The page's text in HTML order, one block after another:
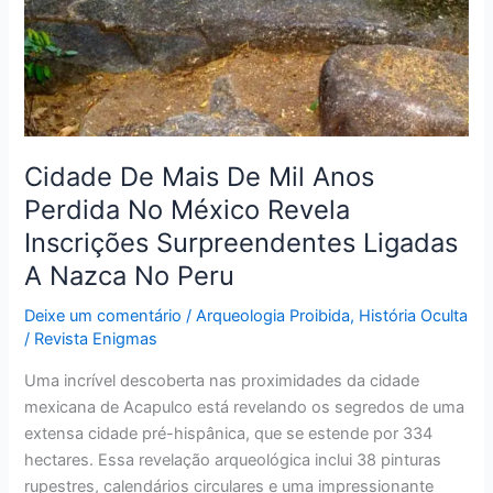
Cidade De Mais De Mil Anos
Perdida No México Revela
Inscrições Surpreendentes Ligadas
A Nazca No Peru
Deixe um comentário /Arqueologia Proibida, História Oculta
/ Revista Enigmas
Uma incrível descoberta nas proximidades da cidade
mexicana de Acapulco está revelando os segredos de uma
extensa cidade pré-hispânica, que se estende por 334
hectares. Essa revelação arqueológica inclui 38 pinturas
rupestres, calendários circulares e uma impressionante
Anos
Perdida
No
México
Revela
Inscrições
Surpreendentes
Ligadas
A
Nazca
Peru